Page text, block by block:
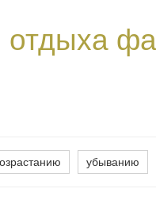
отдыха
убыванию